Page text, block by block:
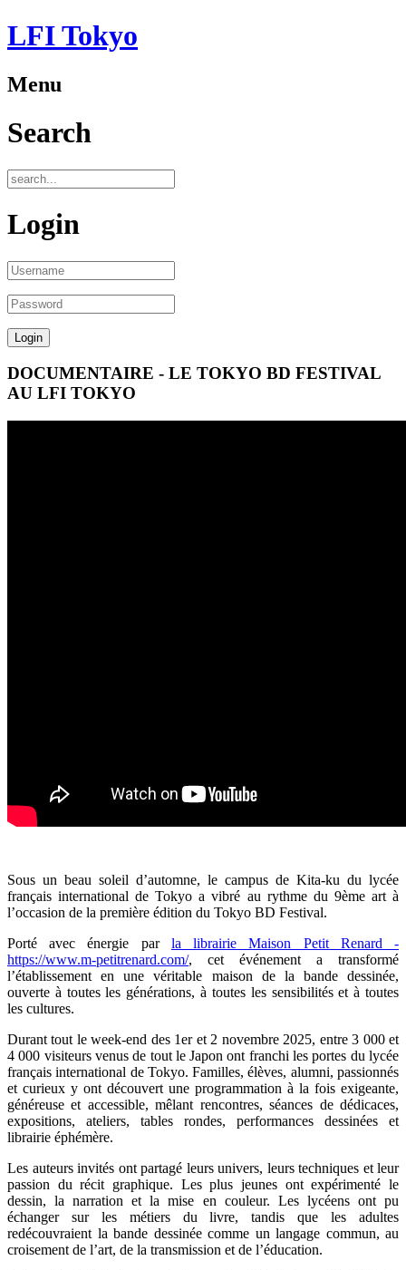
LFI Tokyo
Menu
Search
Login
DOCUMENTAIRE - LE TOKYO BD FESTIVAL
AU LFI TOKYO
Sous un beau soleil d’automne, le campus de Kita-ku du lycée
français international de Tokyo a vibré au rythme du 9ème art à
l’occasion de la première édition du Tokyo BD Festival.
Porté avec énergie par la librairie Maison Petit Renard -
https://www.m-petitrenard.com/, cet événement a transformé
l’établissement en une véritable maison de la bande dessinée,
ouverte à toutes les générations, à toutes les sensibilités et à toutes
les cultures.
Durant tout le week-end des 1er et 2 novembre 2025, entre 3 000 et
4 000 visiteurs venus de tout le Japon ont franchi les portes du lycée
français international de Tokyo. Familles, élèves, alumni, passionnés
et curieux y ont découvert une programmation à la fois exigeante,
généreuse et accessible, mêlant rencontres, séances de dédicaces,
expositions, ateliers, tables rondes, performances dessinées et
librairie éphémère.
Les auteurs invités ont partagé leurs univers, leurs techniques et leur
passion du récit graphique. Les plus jeunes ont expérimenté le
dessin, la narration et la mise en couleur. Les lycéens ont pu
échanger sur les métiers du livre, tandis que les adultes
redécouvraient la bande dessinée comme un langage commun, au
croisement de l’art, de la transmission et de l’éducation.